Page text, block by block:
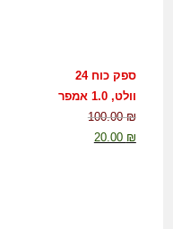
ספק כוח 24
וולט, 1.0 אמפר
100.00₪
20.00 ₪